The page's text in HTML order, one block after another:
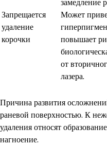
Запрещается
удаление
корочки
замедление
Может
повышает
от
лазера.
Причина развития
раневой поверхностью. К
удаления относят
нагноение.